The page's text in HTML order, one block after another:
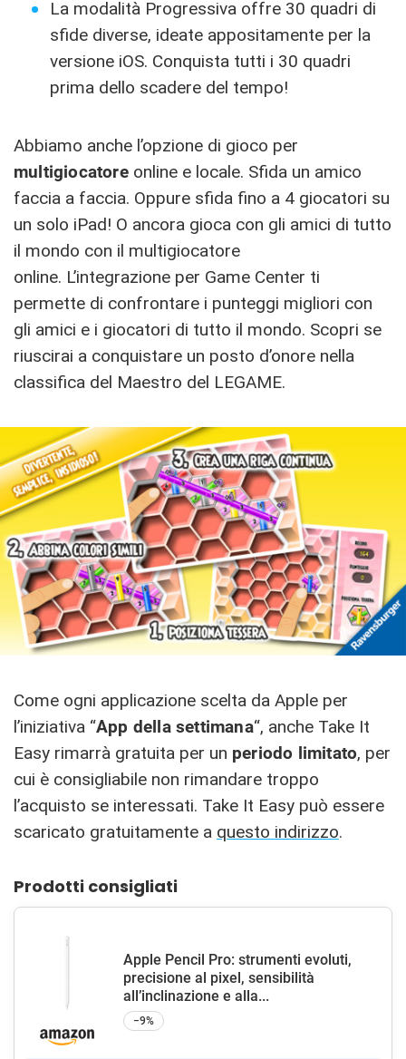
La modalità Progressiva offre 30 quadri di
sfide diverse, ideate appositamente per la
versione iOS. Conquista tutti i 30 quadri
prima dello scadere del tempo!
Abbiamo anche l’opzione di gioco per
multigiocatoreonline e locale. Sfida un amico
faccia a faccia. Oppure sfida fino a 4 giocatori su
un solo iPad! O ancora gioca con gli amici di tutto
il mondo con il multigiocatore
online. L’integrazione per Game Center ti
permette di confrontare i punteggi migliori con
gli amici e i giocatori di tutto il mondo. Scopri se
riuscirai a conquistare un posto d’onore nella
classifica del Maestro del LEGAME.
Come ogni applicazione scelta da Apple per
l’iniziativa “App della settimana“, anche Take It
Easy rimarrà gratuita per un periodo limitato, per
cui è consigliabile non rimandare troppo
l’acquisto se interessati. Take It Easy può essere
scaricato gratuitamente a questo indirizzo.
Prodotti consigliati
Apple Pencil Pro: strumenti evoluti,
precisione al pixel, sensibilità
all’inclinazione e alla...
−9%